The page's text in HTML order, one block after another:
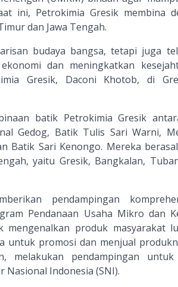
ini, Petrokimia Gresik membina
dan Jawa Tengah.
budaya bangsa, tetapi juga
dan meningkatkan
Gresik, Daconi Khotob, di
batik Petrokimia Gresik
Gedog, Batik Tulis Sari Warni,
Batik Sari Kenongo. Mereka
yaitu Gresik, Bangkalan,
pendampingan
Pendanaan Usaha Mikro dan
mengenalkan produk masyarakat
untuk promosi dan menjual
melakukan pendampingan
Nasional Indonesia (SNI).